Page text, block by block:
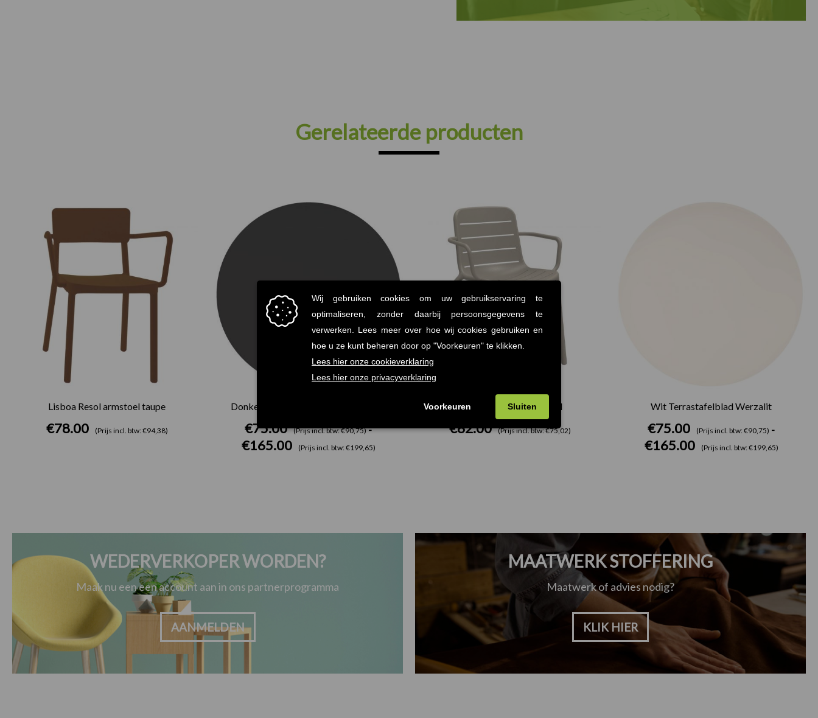
Gerelateerde producten
Lisboa Resol armstoel taupe
€78.00 (Prijs incl. btw: €94,38)
Donkergrijs Terrastafelblad Werzalit
€75.00 (Prijs incl. btw: €90,75) -
€165.00 (Prijs incl. btw: €199,65)
€165.00
Gina Resol armstoel zand
€62.00 (Prijs incl. btw: €75,02)
Wit Terrastafelblad Werzalit
€75.00 (Prijs incl. btw: €90,75) -
€165.00 (Prijs incl. btw: €199,65)
WEDERVERKOPER WORDEN?
Maak nu een een account aan in ons partnerprogramma
AANMELDEN
MAATWERK STOFFERING
Maatwerk of advies nodig?
KLIK HIER